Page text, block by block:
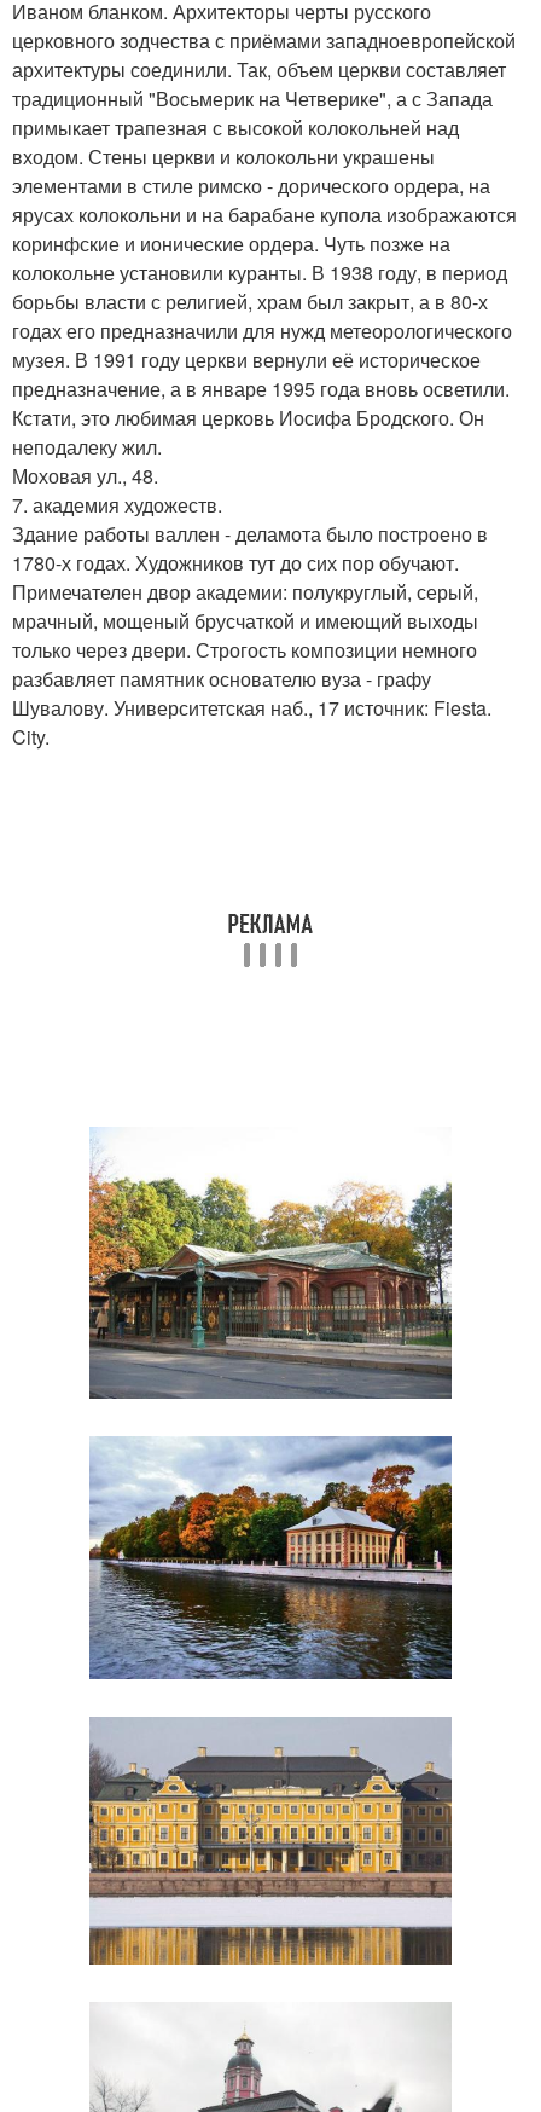
Иваном бланком. Архитекторы черты русского
церковного зодчества с приёмами западноевропейской
архитектуры соединили. Так, объем церкви составляет
традиционный "Восьмерик на Четверике", а с Запада
примыкает трапезная с высокой колокольней над
входом. Стены церкви и колокольни украшены
элементами в стиле римско - дорического ордера, на
ярусах колокольни и на барабане купола изображаются
коринфские и ионические ордера. Чуть позже на
колокольне установили куранты. В 1938 году, в период
борьбы власти с религией, храм был закрыт, а в 80-х
годах его предназначили для нужд метеорологического
музея. В 1991 году церкви вернули её историческое
предназначение, а в январе 1995 года вновь осветили.
Кстати, это любимая церковь Иосифа Бродского. Он
неподалеку жил.
Моховая ул., 48.
7. академия художеств.
Здание работы валлен - деламота было построено в
1780-х годах. Художников тут до сих пор обучают.
Примечателен двор академии: полукруглый, серый,
мрачный, мощеный брусчаткой и имеющий выходы
только через двери. Строгость композиции немного
разбавляет памятник основателю вуза - графу
Шувалову. Университетская наб., 17 источник: Fiesta.
City.